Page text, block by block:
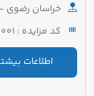
خراسان
کد مزایده : 5021000069000001
اطلاعات